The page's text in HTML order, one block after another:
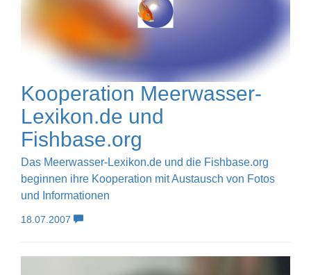
Kooperation Meerwasser-
Lexikon.de und
Fishbase.org
Das Meerwasser-Lexikon.de und die Fishbase.org
beginnen ihre Kooperation mit Austausch von Fotos
und Informationen
18.07.2007